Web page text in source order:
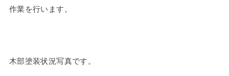
作業を行います。
木部塗装状況写真です。